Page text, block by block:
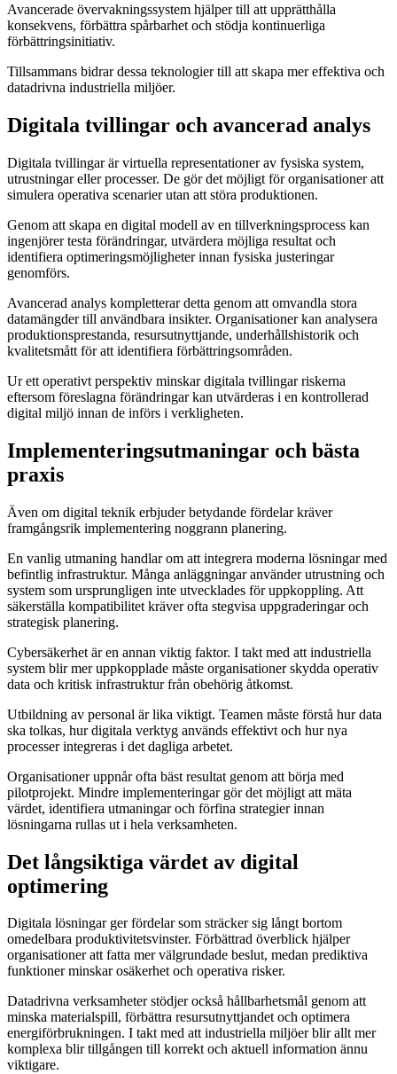
Avancerade övervakningssystem hjälper till att upprätthålla
konsekvens, förbättra spårbarhet och stödja kontinuerliga
förbättringsinitiativ.
Tillsammans bidrar dessa teknologier till att skapa mer effektiva och
datadrivna industriella miljöer.
Digitala tvillingar och avancerad analys
Digitala tvillingar är virtuella representationer av fysiska system,
utrustningar eller processer. De gör det möjligt för organisationer att
simulera operativa scenarier utan att störa produktionen.
Genom att skapa en digital modell av en tillverkningsprocess kan
ingenjörer testa förändringar, utvärdera möjliga resultat och
identifiera optimeringsmöjligheter innan fysiska justeringar
genomförs.
Avancerad analys kompletterar detta genom att omvandla stora
datamängder till användbara insikter. Organisationer kan analysera
produktionsprestanda, resursutnyttjande, underhållshistorik och
kvalitetsmått för att identifiera förbättringsområden.
Ur ett operativt perspektiv minskar digitala tvillingar riskerna
eftersom föreslagna förändringar kan utvärderas i en kontrollerad
digital miljö innan de införs i verkligheten.
Implementeringsutmaningar och bästa
praxis
Även om digital teknik erbjuder betydande fördelar kräver
framgångsrik implementering noggrann planering.
En vanlig utmaning handlar om att integrera moderna lösningar med
befintlig infrastruktur. Många anläggningar använder utrustning och
system som ursprungligen inte utvecklades för uppkoppling. Att
säkerställa kompatibilitet kräver ofta stegvisa uppgraderingar och
strategisk planering.
Cybersäkerhet är en annan viktig faktor. I takt med att industriella
system blir mer uppkopplade måste organisationer skydda operativ
data och kritisk infrastruktur från obehörig åtkomst.
Utbildning av personal är lika viktigt. Teamen måste förstå hur data
ska tolkas, hur digitala verktyg används effektivt och hur nya
processer integreras i det dagliga arbetet.
Organisationer uppnår ofta bäst resultat genom att börja med
pilotprojekt. Mindre implementeringar gör det möjligt att mäta
värdet, identifiera utmaningar och förfina strategier innan
lösningarna rullas ut i hela verksamheten.
Det långsiktiga värdet av digital
optimering
Digitala lösningar ger fördelar som sträcker sig långt bortom
omedelbara produktivitetsvinster. Förbättrad överblick hjälper
organisationer att fatta mer välgrundade beslut, medan prediktiva
funktioner minskar osäkerhet och operativa risker.
Datadrivna verksamheter stödjer också hållbarhetsmål genom att
minska materialspill, förbättra resursutnyttjandet och optimera
energiförbrukningen. I takt med att industriella miljöer blir allt mer
komplexa blir tillgången till korrekt och aktuell information ännu
viktigare.